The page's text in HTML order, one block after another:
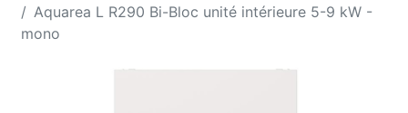
Aquarea L R290 Bi-Bloc unité intérieure 5-9 kW -
mono